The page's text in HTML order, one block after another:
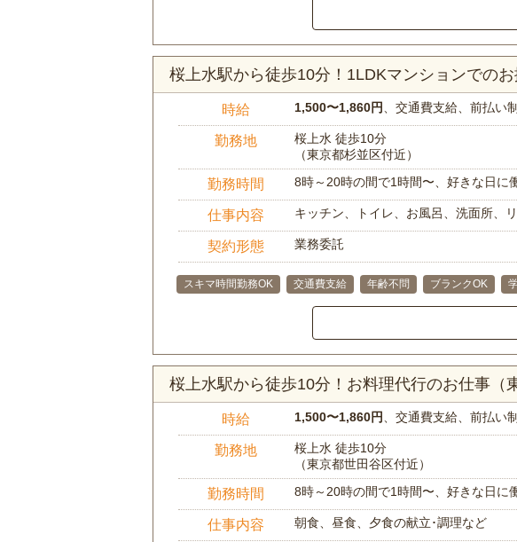
桜上水駅から徒歩10分！1LDKマンションでの
時給 1,500〜1,860円 、交通費支給、前払い
勤務地
桜上水 徒歩10分
（東京都杉並区付近）
勤務時間 8時～20時の間で1時間〜、好きな日に
仕事内容 キッチン、トイレ、お風呂、洗面所、
契約形態 業務委託
スキマ時間勤務OK 交通費支給 年齢不問 ブランクOK
桜上水駅から徒歩10分！お料理代行のお仕事（
時給 1,500〜1,860円 、交通費支給、前払い
勤務地
桜上水 徒歩10分
（東京都世田谷区付近）
勤務時間 8時～20時の間で1時間〜、好きな日に
仕事内容 朝食、昼食、夕食の献立･調理など